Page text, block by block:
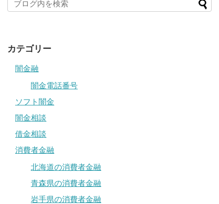
カテゴリー
闇金融
闇金電話番号
ソフト闇金
闇金相談
借金相談
消費者金融
北海道の消費者金融
青森県の消費者金融
岩手県の消費者金融